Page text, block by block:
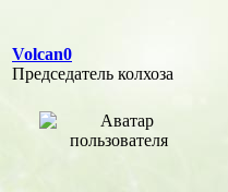
Volcan0
Председатель колхоза